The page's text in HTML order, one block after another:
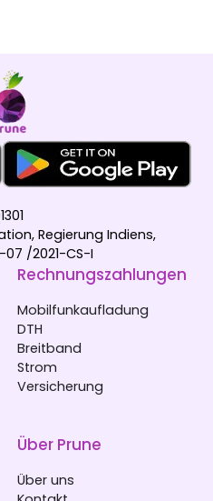
Regierung Indiens,
/2021-CS-I
Rechnungszahlungen
Mobilfunkaufladung
DTH
Breitband
Strom
Versicherung
Über Prune
Über uns